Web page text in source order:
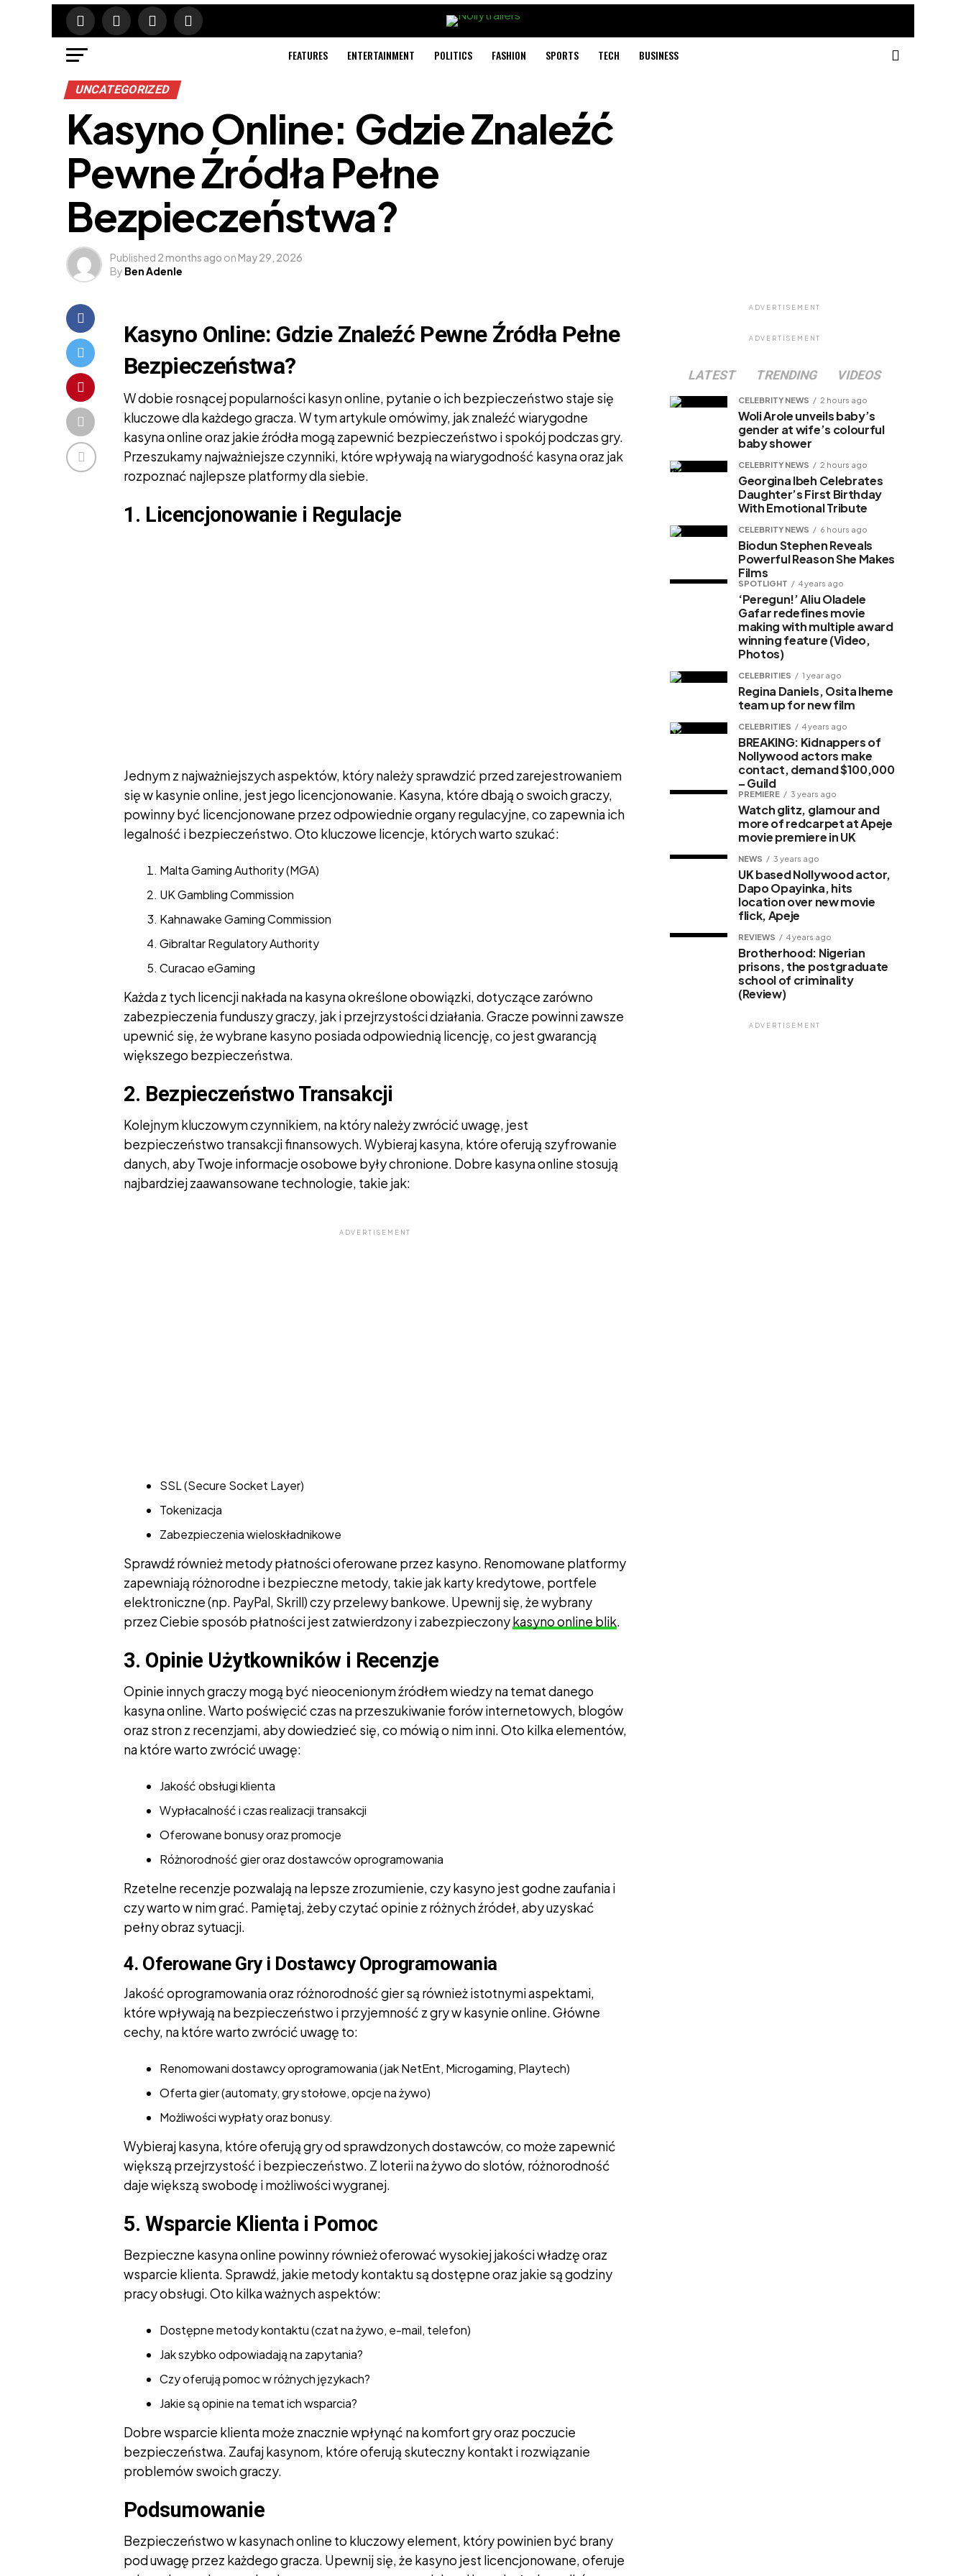
FEATURES ENTERTAINMENT POLITICS FASHION SPORTS TECH BUSINESS
UNCATEGORIZED
Kasyno Online: Gdzie Znaleźć
Pewne Źródła Pełne
Bezpieczeństwa?
Published 2 months ago onMay 29, 2026
By Ben Adenle
Kasyno Online: Gdzie Znaleźć Pewne Źródła Pełne
Bezpieczeństwa?
W dobie rosnącej popularności kasyn online, pytanie o ich bezpieczeństwo staje się
kluczowe dla każdego gracza. W tym artykule omówimy, jak znaleźć wiarygodne
kasyna online oraz jakie źródła mogą zapewnić bezpieczeństwo i spokój podczas gry.
Przeszukamy najważniejsze czynniki, które wpływają na wiarygodność kasyna oraz jak
rozpoznać najlepsze platformy dla siebie.
1. Licencjonowanie i Regulacje
Jednym z najważniejszych aspektów, który należy sprawdzić przed zarejestrowaniem
się w kasynie online, jest jego licencjonowanie. Kasyna, które dbają o swoich graczy,
powinny być licencjonowane przez odpowiednie organy regulacyjne, co zapewnia ich
legalność i bezpieczeństwo. Oto kluczowe licencje, których warto szukać:
Malta Gaming Authority (MGA)
UK Gambling Commission
Kahnawake Gaming Commission
Gibraltar Regulatory Authority
Curacao eGaming
Każda z tych licencji nakłada na kasyna określone obowiązki, dotyczące zarówno
zabezpieczenia funduszy graczy, jak i przejrzystości działania. Gracze powinni zawsze
upewnić się, że wybrane kasyno posiada odpowiednią licencję, co jest gwarancją
większego bezpieczeństwa.
2. Bezpieczeństwo Transakcji
Kolejnym kluczowym czynnikiem, na który należy zwrócić uwagę, jest
bezpieczeństwo transakcji finansowych. Wybieraj kasyna, które oferują szyfrowanie
danych, aby Twoje informacje osobowe były chronione. Dobre kasyna online stosują
najbardziej zaawansowane technologie, takie jak:
ADVERTISEMENT
SSL (Secure Socket Layer)
Tokenizacja
Zabezpieczenia wieloskładnikowe
Sprawdź również metody płatności oferowane przez kasyno. Renomowane platformy
zapewniają różnorodne i bezpieczne metody, takie jak karty kredytowe, portfele
elektroniczne (np. PayPal, Skrill) czy przelewy bankowe. Upewnij się, że wybrany
przez Ciebie sposób płatności jest zatwierdzony i zabezpieczonykasyno online blik.
3. Opinie Użytkowników i Recenzje
Opinie innych graczy mogą być nieocenionym źródłem wiedzy na temat danego
kasyna online. Warto poświęcić czas na przeszukiwanie forów internetowych, blogów
oraz stron z recenzjami, aby dowiedzieć się, co mówią o nim inni. Oto kilka elementów,
na które warto zwrócić uwagę:
Jakość obsługi klienta
Wypłacalność i czas realizacji transakcji
Oferowane bonusy oraz promocje
Różnorodność gier oraz dostawców oprogramowania
Rzetelne recenzje pozwalają na lepsze zrozumienie, czy kasyno jest godne zaufania i
czy warto w nim grać. Pamiętaj, żeby czytać opinie z różnych źródeł, aby uzyskać
pełny obraz sytuacji.
4. Oferowane Gry i Dostawcy Oprogramowania
Jakość oprogramowania oraz różnorodność gier są również istotnymi aspektami,
które wpływają na bezpieczeństwo i przyjemność z gry w kasynie online. Główne
cechy, na które warto zwrócić uwagę to:
Renomowani dostawcy oprogramowania (jak NetEnt, Microgaming, Playtech)
Oferta gier (automaty, gry stołowe, opcje na żywo)
Możliwości wypłaty oraz bonusy.
Wybieraj kasyna, które oferują gry od sprawdzonych dostawców, co może zapewnić
większą przejrzystość i bezpieczeństwo. Z loterii na żywo do slotów, różnorodność
daje większą swobodę i możliwości wygranej.
5. Wsparcie Klienta i Pomoc
Bezpieczne kasyna online powinny również oferować wysokiej jakości władzę oraz
wsparcie klienta. Sprawdź, jakie metody kontaktu są dostępne oraz jakie są godziny
pracy obsługi. Oto kilka ważnych aspektów:
Dostępne metody kontaktu (czat na żywo, e-mail, telefon)
Jak szybko odpowiadają na zapytania?
Czy oferują pomoc w różnych językach?
Jakie są opinie na temat ich wsparcia?
Dobre wsparcie klienta może znacznie wpłynąć na komfort gry oraz poczucie
bezpieczeństwa. Zaufaj kasynom, które oferują skuteczny kontakt i rozwiązanie
problemów swoich graczy.
Podsumowanie
Bezpieczeństwo w kasynach online to kluczowy element, który powinien być brany
pod uwagę przez każdego gracza. Upewnij się, że kasyno jest licencjonowane, oferuje
ADVERTISEMENT
ADVERTISEMENT
LATEST TRENDING VIDEOS
CELEBRITY NEWS 2 hours ago
Woli Arole unveils baby’s
gender at wife’s colourful
baby shower
CELEBRITY NEWS 2 hours ago
Georgina Ibeh Celebrates
Daughter’s First Birthday
With Emotional Tribute
CELEBRITY NEWS 6 hours ago
Biodun Stephen Reveals
Powerful Reason She Makes
Films
SPOTLIGHT 4 years ago
‘Peregun!’ Aliu Oladele
Gafar redefines movie
making with multiple award
winning feature (Video,
Photos)
CELEBRITIES 1 year ago
Regina Daniels, Osita Iheme
team up for new film
CELEBRITIES 4 years ago
BREAKING: Kidnappers of
Nollywood actors make
contact, demand $100,000
– Guild
PREMIERE 3 years ago
Watch glitz, glamour and
more of redcarpet at Apeje
movie premiere in UK
NEWS 3 years ago
UK based Nollywood actor,
Dapo Opayinka, hits
location over new movie
flick, Apeje
REVIEWS 4 years ago
Brotherhood: Nigerian
prisons, the postgraduate
school of criminality
(Review)
ADVERTISEMENT